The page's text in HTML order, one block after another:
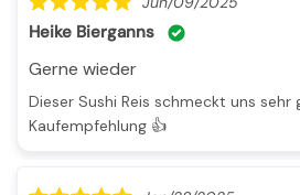
Heike Bierganns
Gerne wieder
Dieser Sushi Reis schmeckt uns sehr gut. Klare
Kaufempfehlung 👍